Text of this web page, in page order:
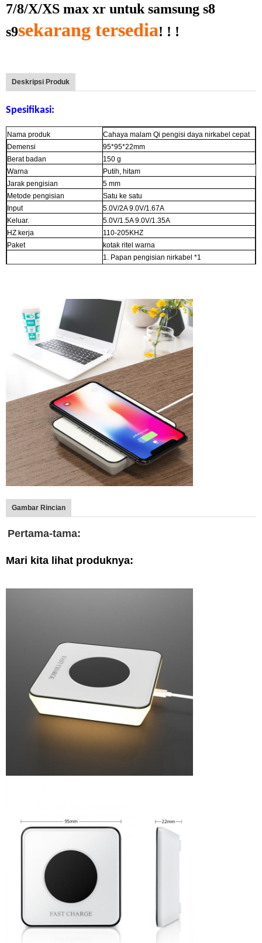
7/8/X/XS max xr untuk samsung s8
s9sekarang tersedia! ! !
Deskripsi Produk
Spesifikasi:
Nama produk
Cahaya malam Qi pengisi daya nirkabel cepat
Demensi
95*95*22mm
Berat badan
150 g
Warna
Putih, hitam
Jarak pengisian
5 mm
Metode pengisian
Satu ke satu
Input
5.0V/2A 9.0V/1.67A
Keluar.
5.0V/1.5A 9.0V/1.35A
HZ kerja
110-205KHZ
Paket
kotak ritel warna
Kemasan termasuk
1. Papan pengisian nirkabel *1
2. Kabel USB *1
Gambar Rincian
Pertama-tama:
Mari kita lihat produknya: